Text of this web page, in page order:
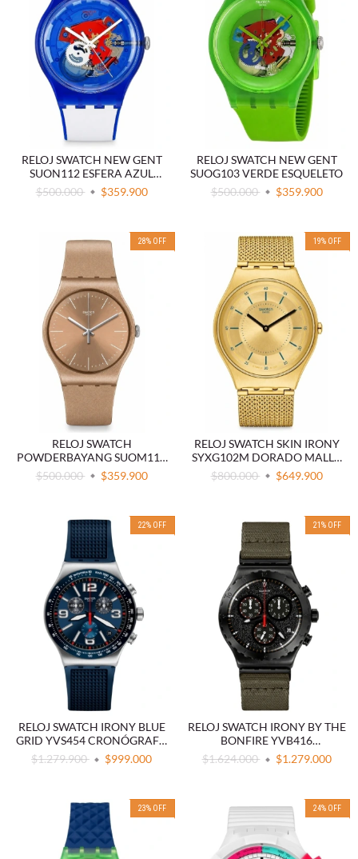
RELOJ SWATCH NEW GENT
SUON112 ESFERA AZUL
SILICONA
$500.000 $359.900
RELOJ SWATCH NEW GENT
SUOG103 VERDE ESQUELETO
$500.000
$359.900
28% OFF
RELOJ SWATCH
POWDERBAYANG SUOM111
SILICONA
$500.000 $359.900
19% OFF
RELOJ SWATCH SKIN IRONY
SYXG102M DORADO MALLA
MILANESA
$800.000 $649.900
22% OFF
RELOJ SWATCH IRONY BLUE
GRID YVS454 CRONÓGRAFO
AZUL
$1.279.900 $999.000
21 % OFF
RELOJ SWATCH IRONY BY THE
BONFIRE YVB416
CRONÓGRAFO NEGRO
$1.624.000 $1.279.000
23% OFF 24% OFF